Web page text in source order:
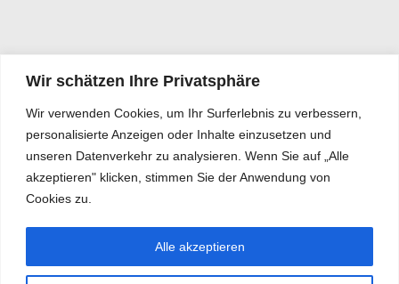
Wir schätzen Ihre Privatsphäre
Wir verwenden Cookies, um Ihr Surferlebnis zu verbessern,
personalisierte Anzeigen oder Inhalte einzusetzen und
unseren Datenverkehr zu analysieren. Wenn Sie auf „Alle
akzeptieren" klicken, stimmen Sie der Anwendung von
Cookies zu.
Alle akzeptieren